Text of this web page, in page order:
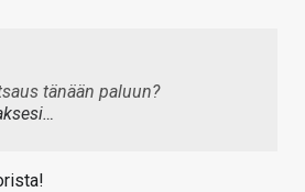
tänään paluun?